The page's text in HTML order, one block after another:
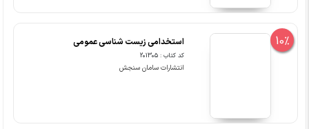
10% استخدامی زیست شناسی عمومی
کد کتاب : 201305
انتشارات سامان سنجش